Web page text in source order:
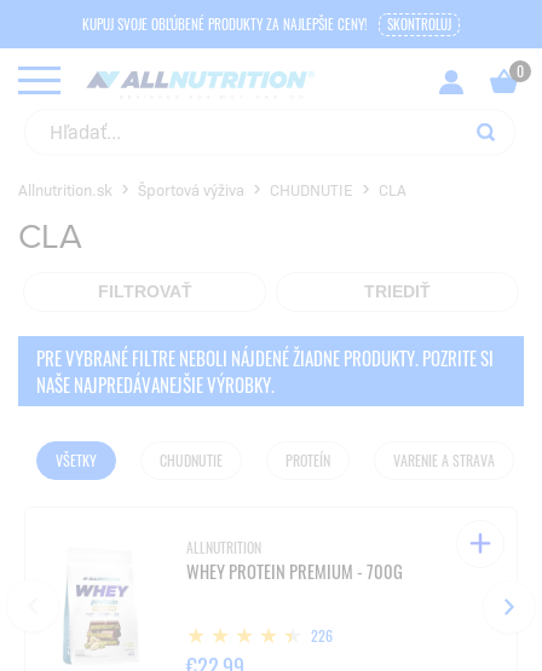
KUPUJ SVOJE OBĽÚBENÉ PRODUKTY ZA NAJLEPŠIE CENY! SKONTROLUJ
Allnutrition.sk Športová výživa CHUDNUTIE CLA
CLA
FILTROVAŤ TRIEDIŤ
PRE VYBRANÉ FILTRE NEBOLI NÁJDENÉ ŽIADNE PRODUKTY. POZRITE SI
NAŠE NAJPREDÁVANEJŠIE VÝROBKY.
VŠETKY CHUDNUTIE PROTEÍN VARENIE A STRAVA
ALLNUTRITION
WHEY PROTEIN PREMIUM - 700G
226